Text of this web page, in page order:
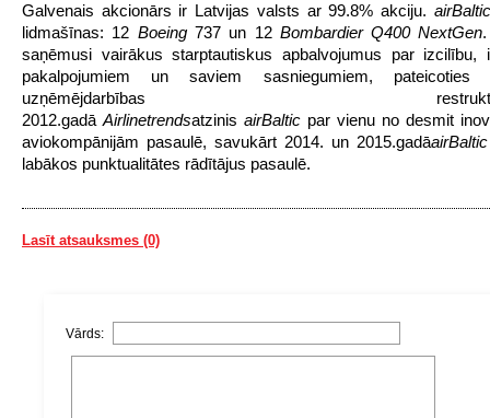
Galvenais akcionārs ir Latvijas valsts ar 99.8% akciju. airBaltic
lidmašīnas: 12 Boeing737 un 12 Bombardier Q400 NextGen.
saņēmusi vairākus starptautiskus apbalvojumus par izcilību,
pakalpojumiem un saviem sasniegumiem, pateicoties
uzņēmējdarbības
2012.gadā Airlinetrendsatzinis airBaltic par vienu no desmit
aviokompānijām pasaulē, savukārt 2014. un 2015.gadāairBaltic
labākos punktualitātes rādītājus pasaulē.
Lasīt atsauksmes (0)
Vārds: